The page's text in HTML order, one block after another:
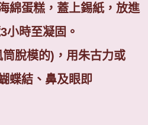
綿蛋糕，蓋上錫紙，放進
3小時至凝固。
脫模的)，用朱古力或
蝶結、鼻及眼即